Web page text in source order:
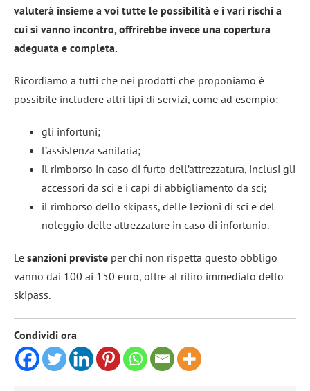
valuterà insieme a voi tutte le possibilità e i vari rischi a
cui si vanno incontro, offrirebbe invece una copertura
adeguata e completa.
Ricordiamo a tutti che nei prodotti che proponiamo è
possibile includere altri tipi di servizi, come ad esempio:
gli infortuni;
l’assistenza sanitaria;
il rimborso in caso di furto dell’attrezzatura, inclusi gli
accessori da sci e i capi di abbigliamento da sci;
il rimborso dello skipass, delle lezioni di sci e del
noleggio delle attrezzature in caso di infortunio.
Le sanzioni previste per chi non rispetta questo obbligo
vanno dai 100 ai 150 euro, oltre al ritiro immediato dello
skipass.
Condividi ora